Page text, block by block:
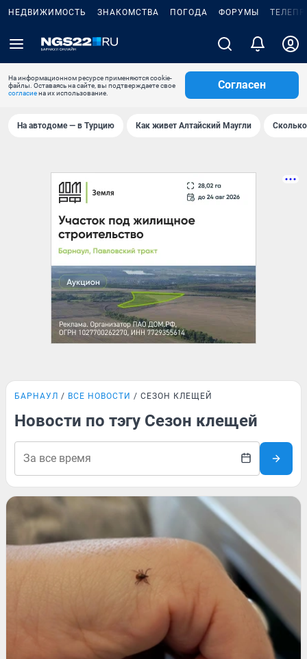
НЕДВИЖИМОСТЬ ЗНАКОМСТВА ПОГОДА ФОРУМЫ
На информационном ресурсе применяются cookie-
файлы. Оставаясь на сайте, вы подтверждаете свое
согласиена их использование.
Согласен
На автодоме — в Турцию Как живет Алтайский Маугли
БАРНАУЛ ВСЕ НОВОСТИ СЕЗОН КЛЕЩЕЙ
Новости по тэгу Сезон клещей